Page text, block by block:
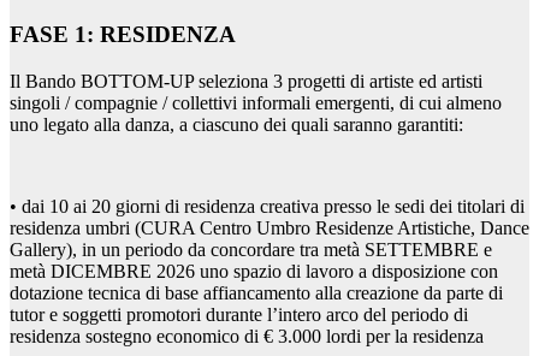
FASE 1: RESIDENZA
Il Bando BOTTOM-UP seleziona 3 progetti di artiste ed artisti
singoli / compagnie / collettivi informali emergenti, di cui almeno
uno legato alla danza, a ciascuno dei quali saranno garantiti:
• dai 10 ai 20 giorni di residenza creativa presso le sedi dei titolari di
residenza umbri (CURA Centro Umbro Residenze Artistiche, Dance
Gallery), in un periodo da concordare tra metà SETTEMBRE e
metà DICEMBRE 2026 uno spazio di lavoro a disposizione con
dotazione tecnica di base affiancamento alla creazione da parte di
tutor e soggetti promotori durante l’intero arco del periodo di
residenza sostegno economico di € 3.000 lordi per la residenza